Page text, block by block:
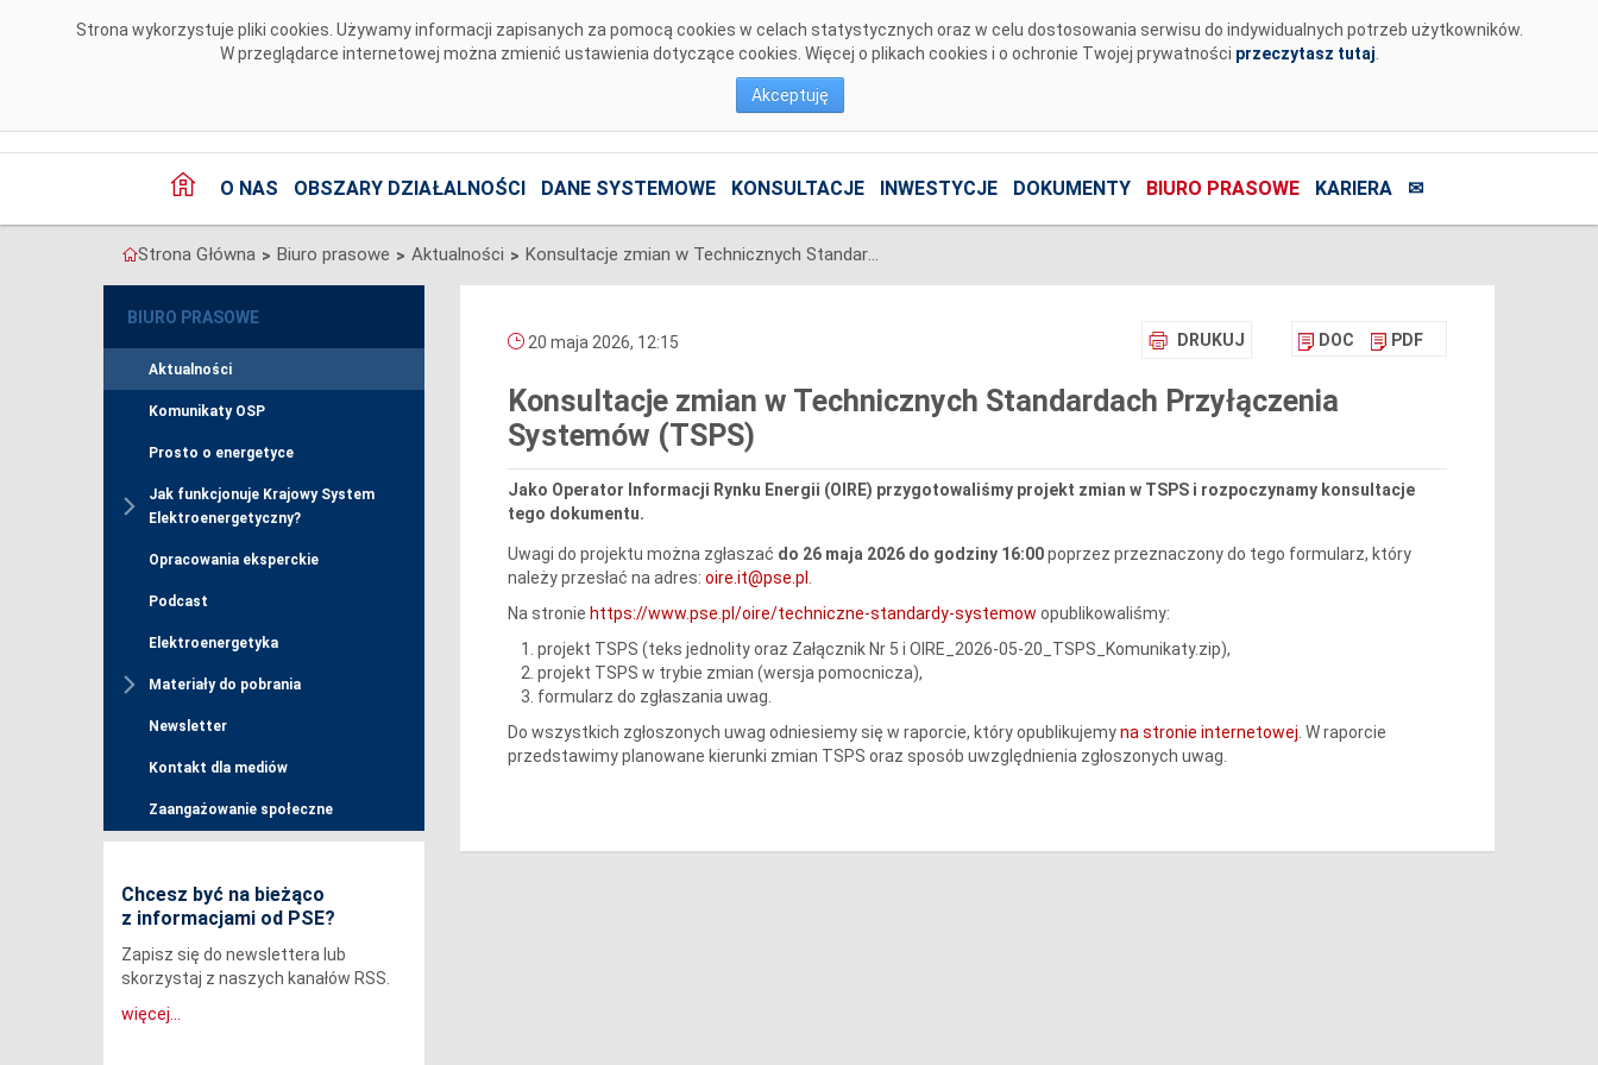
Strona wykorzystuje pliki cookies. Używamy informacji zapisanych za pomocą cookies w celach statystycznych oraz w celu dostosowania serwisu do indywidualnych potrzeb użytkowników.
W przeglądarce internetowej można zmienić ustawienia dotyczące cookies. Więcej o plikach cookies i o ochronie Twojej prywatności przeczytasz tutaj
Akceptuję
O NAS OBSZARY DZIAŁALNOŚCI DANE SYSTEMOWE KONSULTACJE INWESTYCJE DOKUMENTY BIURO PRASOWE KARIERA ✉
Strona Główna > Biuro prasowe > Aktualności > Konsultacje zmian w Technicznych Standardach Przyłączenia Systemów (TSPS)
BIURO PRASOWE
Aktualności
Komunikaty OSP
Prosto o energetyce
Jak funkcjonuje Krajowy System
Elektroenergetyczny?
Opracowania eksperckie
Podcast
Elektroenergetyka
Materiały do pobrania
Newsletter
Kontakt dla mediów
Zaangażowanie społeczne
Chcesz być na bieżąco
z informacjami od PSE?
Zapisz się do newslettera lub
skorzystaj z naszych kanałów RSS.
więcej...
DRUKUJ DOC PDF
20 maja 2026, 12:15
Konsultacje zmian w Technicznych Standardach Przyłączenia
Systemów (TSPS)
Jako Operator Informacji Rynku Energii (OIRE) przygotowaliśmy projekt zmian w TSPS i rozpoczynamy konsultacje
tego dokumentu.
Uwagi do projektu można zgłaszać do 26 maja 2026 do godziny 16:00poprzez przeznaczony do tego formularz, który
należy przesłać na adres: oire.it@pse.pl
Na stronie https://www.pse.pl/oire/techniczne-standardy-systemow opublikowaliśmy:
projekt TSPS (teks jednolity oraz Załącznik Nr 5 i OIRE_2026-05-20_TSPS_Komunikaty.zip),
projekt TSPS w trybie zmian (wersja pomocnicza),
formularz do zgłaszania uwag.
Do wszystkich zgłoszonych uwag odniesiemy się w raporcie, który opublikujemyna stronie internetowej . W raporcie
przedstawimy planowane kierunki zmian TSPS oraz sposób uwzględnienia zgłoszonych uwag.